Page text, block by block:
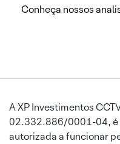
Conheça nossos
A XP Investimentos
02.332.886/0001-04, é
autorizada a funcionar